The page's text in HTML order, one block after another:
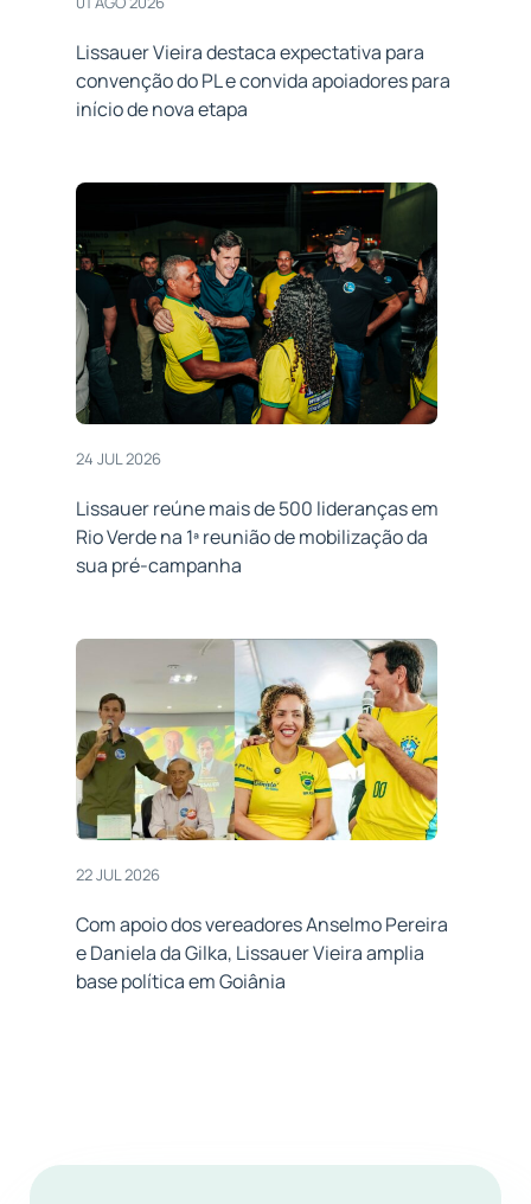
Lissauer Vieira destaca expectativa para
convenção do PL e convida apoiadores para
início de nova etapa
24 JUL 2026
Lissauer reúne mais de 500 lideranças em
Rio Verde na 1ª reunião de mobilização da
sua pré-campanha
22 JUL 2026
Com apoio dos vereadores Anselmo Pereira
e Daniela da Gilka, Lissauer Vieira amplia
base política em Goiânia